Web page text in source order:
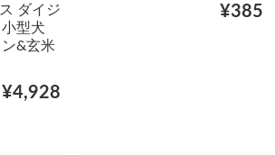
ダイジ
型犬
&玄米
¥4,928
¥385